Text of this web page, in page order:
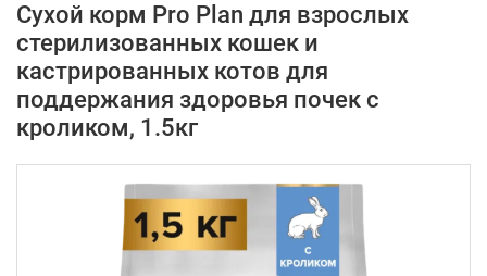
Сухой корм Pro Plan для взрослых
стерилизованных кошек и
кастрированных котов для
поддержания здоровья почек с
кроликом, 1.5кг